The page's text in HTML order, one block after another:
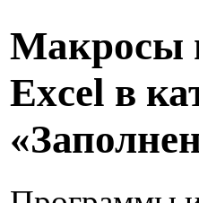
Макросы
Excel в